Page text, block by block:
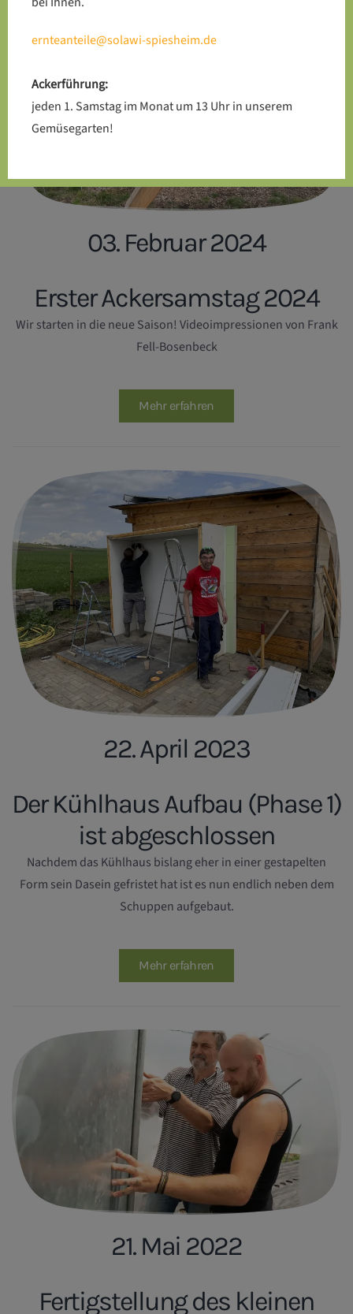
03. Februar 2024
Erster Ackersamstag 2024
Wir starten in die neue Saison! Videoimpressionen von Frank
Fell-Bosenbeck
Mehr erfahren
22. April 2023
Der Kühlhaus Aufbau (Phase 1)
ist abgeschlossen
Nachdem das Kühlhaus bislang eher in einer gestapelten
Form sein Dasein gefristet hat ist es nun endlich neben dem
Schuppen aufgebaut.
Mehr erfahren
21. Mai 2022
Fertigstellung des kleinen
ernteanteile@solawi-spiesheim.de
Ackerführung:
jeden 1. Samstag im Monat um 13 Uhr in unserem
Gemüsegarten!